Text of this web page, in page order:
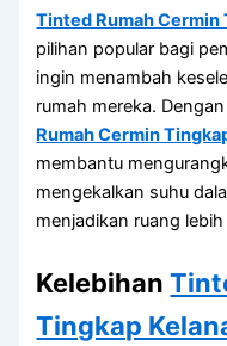
Tinted Rumah Cermin
pilihan popular bagi
ingin menambah
rumah mereka.
Rumah Cermin
membantu
mengekalkan suhu
menjadikan ruang
Kelebihan
Tingkap